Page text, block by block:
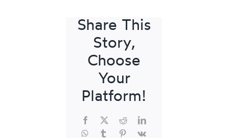
Share This
Story,
Choose
Your
Platform!
Facebook Reddit
WhatsApp
TumblrPinterest
Vk